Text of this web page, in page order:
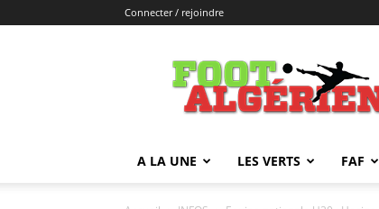
Connecter / rejoindre
FOOTALGERIEN
A LA UNE LES VERTS FAF